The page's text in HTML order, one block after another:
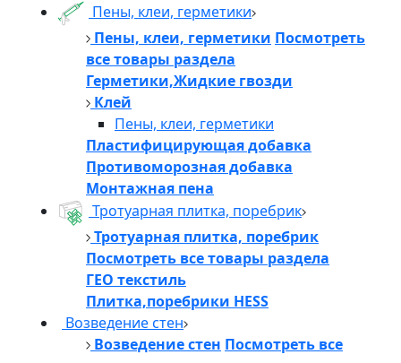
Пены, клеи, герметики
Пены, клеи, герметики Посмотреть
все товары раздела
Герметики,Жидкие гвозди
Клей
Пены, клеи, герметики
Пластифицирующая добавка
Противоморозная добавка
Монтажная пена
Тротуарная плитка, поребрик
Тротуарная плитка, поребрик
Посмотреть все товары раздела
ГЕО текстиль
Плитка,поребрики HESS
Возведение стен
Возведение стен Посмотреть все